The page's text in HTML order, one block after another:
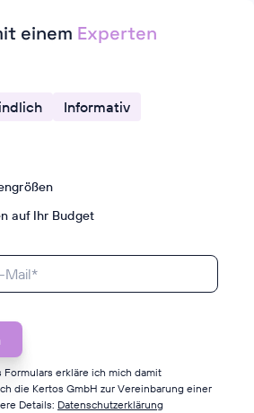
einem Experten
Informativ
auf Ihr Budget
erkläre ich mich damit
die Kertos GmbH zur Vereinbarung einer
Details: Datenschutzerklärung